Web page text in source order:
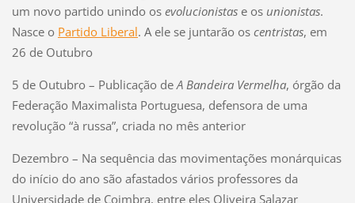
um novo partido unindo os evolucionistase os unionistas.
Nasce o Partido Liberal. A ele se juntarão os centristas, em
26 de Outubro
5 de Outubro – Publicação deA Bandeira Vermelha, órgão da
Federação Maximalista Portuguesa, defensora de uma
revolução “à russa”, criada no mês anterior
Dezembro – Na sequência das movimentações monárquicas
do início do ano são afastados vários professores da
Universidade de Coimbra, entre eles Oliveira Salazar